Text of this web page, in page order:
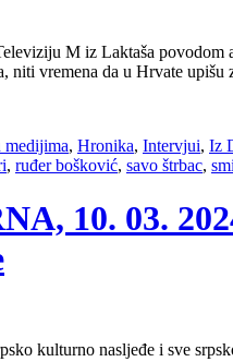
M iz Laktaša
niti vremena da u Hrvate
medijima, Hronika, Intervjui, Iz
, ruđer bošković, savo štrbac,
10. 03.
kulturno nasljeđe i sve